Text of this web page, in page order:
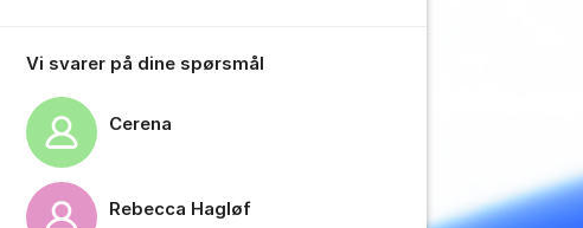
Vi svarer på dine spørsmål
Cerena
Rebecca Hagløf